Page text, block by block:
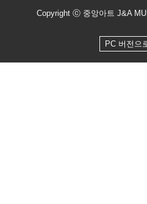
Copyright ⓒ 중앙아트 J&A
PC 버전으